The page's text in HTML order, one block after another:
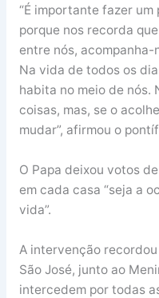
“É importante fazer um
porque nos recorda
entre nós, acompanha-
Na vida de todos os
habita no meio de nós.
coisas, mas, se o
mudar”, afirmou o
O Papa deixou votos
em cada casa “seja a
vida”.
A intervenção
São José, junto ao
intercedem por todas